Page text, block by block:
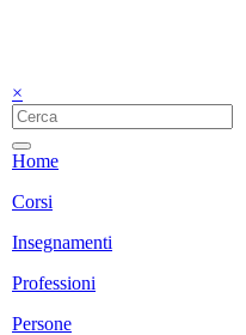
×
Home
Corsi
Insegnamenti
Professioni
Persone